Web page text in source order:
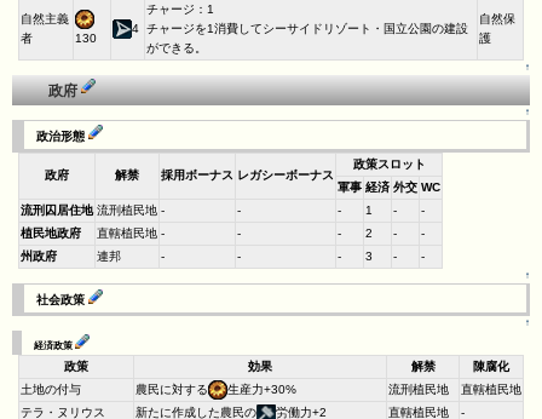
自然主義
者
130
4
チャージ：1
チャージを1消費してシーサイドリゾート・国立公園の建設
ができる。
自然保
護
↑
政府
↑
政治形態
政府 解禁 採用ボーナス レガシーボーナス
政策スロット
軍事 経済 外交 WC
流刑囚居住地 流刑植民地 - - - 1 -
-
植民地政府
直轄植民地 - - - 2 -
-
州政府
連邦 - - - 3 - -
↑
社会政策
↑
経済政策
政策 効果 解禁
陳腐化
土地の付与
農民に対する 生産力+30% 流刑植民地
直轄植民地
テラ・ヌリウス
新たに作成した農民の 労働力+2 直轄植民地
-